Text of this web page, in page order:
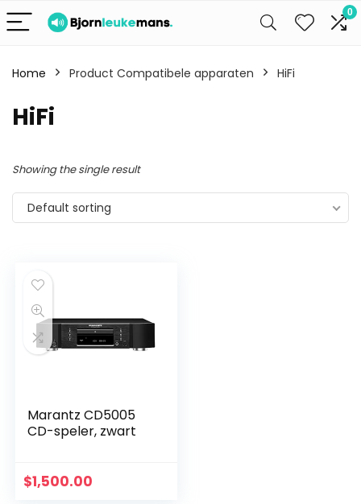
0
Home Product Compatibele apparaten HiFi
HiFi
Showing the single result
Default sorting
Marantz CD5005
CD-speler, zwart
$1,500.00